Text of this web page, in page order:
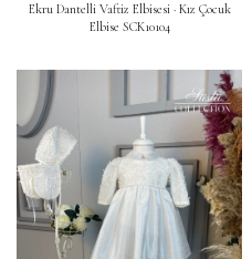
Ekru Dantelli Vaftiz Elbisesi · Kız Çocuk
Elbise SCK10104